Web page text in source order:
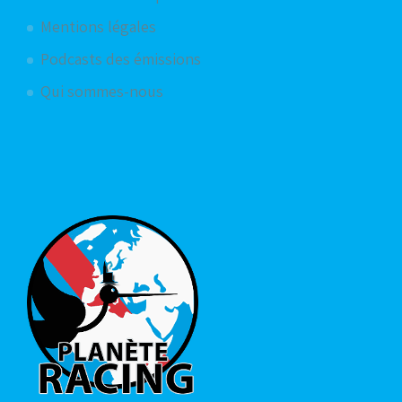
Mentions légales
Podcasts des émissions
Qui sommes-nous